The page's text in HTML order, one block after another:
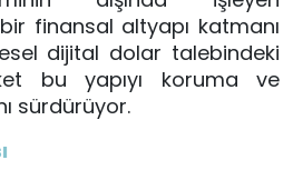
finansal altyapı katmanı
dijital dolar talebindeki
bu yapıyı koruma ve
sürdürüyor.